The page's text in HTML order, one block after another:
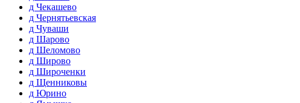
д Чекашево
д Чернятьевская
д Чуваши
д Шарово
д Шеломово
д Широво
д Широченки
д Щенниковы
д Юрино